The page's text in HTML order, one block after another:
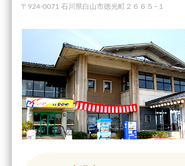
〒924-0071 石川県白山市徳光町２６６５−１